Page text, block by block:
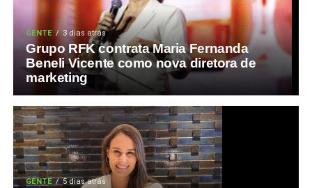
GENTE 3 dias atrás
Grupo RFK contrata Maria Fernanda
Beneli Vicente como nova diretora de
marketing
GENTE 5 dias atrás